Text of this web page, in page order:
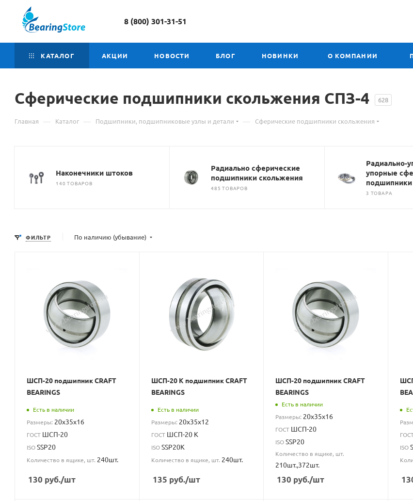
8 (800) 301-31-51
КАТАЛОГ АКЦИИ НОВОСТИ БЛОГ НОВИНКИ О КОМПАНИИ
Сферические подшипники скольжения СПЗ-4 628
Главная — Каталог — Подшипники, подшипниковые узлы и детали — Сферические подшипники скольжения
Наконечники штоков
140 ТОВАРОВ
Радиально сферические
подшипники скольжения
485 ТОВАРОВ
Радиально-
упорные
3 ТОВАРА
ФИЛЬТР По наличию (убывание)
ШСП-20 подшипник CRAFT
BEARINGS
Есть в наличии
Размеры: 20x35x16
ГОСТ ШСП-20
ISOSSP20
Количество в ящике, шт. 240шт.
130 руб./шт
ШСП-20 К подшипник CRAFT
BEARINGS
Есть в наличии
Размеры: 20x35x12
ГОСТ ШСП-20 К
ISOSSP20K
Количество в ящике, шт. 240шт.
135 руб./шт
ШСП-20 подшипник CRAFT
BEARINGS
Есть в наличии
Размеры: 20x35x16
ГОСТ ШСП-20
ISOSSP20
Количество в ящике, шт.
210шт.,372шт.
130 руб./шт
ISO